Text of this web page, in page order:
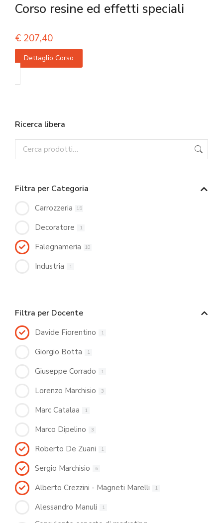
Corso resine ed effetti speciali
€ 207,40
Dettaglio Corso
Ricerca libera
Filtra per Categoria
Carrozzeria 15
Decoratore 1
Falegnameria 10
Industria 1
Filtra per Docente
Davide Fiorentino 1
Giorgio Botta 1
Giuseppe Corrado 1
Lorenzo Marchisio 3
Marc Catalaa 1
Marco Dipelino 3
Roberto De Zuani 1
Sergio Marchisio 6
Alberto Crezzini - Magneti Marelli 1
Alessandro Manuli 1